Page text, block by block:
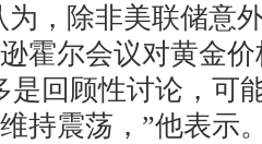
为，除非美联储意
霍尔会议对黄金
是回顾性讨论，可
持震荡，”他表示